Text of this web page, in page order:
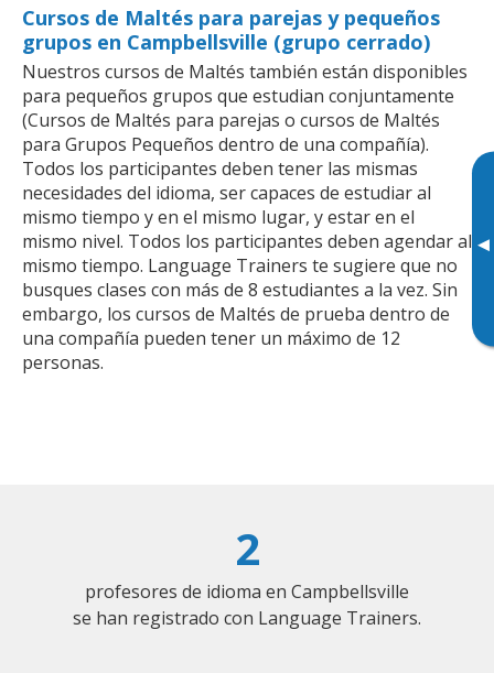
▸
Cursos de Maltés para parejas y pequeños
grupos en Campbellsville (grupo cerrado)
Nuestros cursos de Maltés también están disponibles
para pequeños grupos que estudian conjuntamente
(Cursos de Maltés para parejas o cursos de Maltés
para Grupos Pequeños dentro de una compañía).
Todos los participantes deben tener las mismas
necesidades del idioma, ser capaces de estudiar al
mismo tiempo y en el mismo lugar, y estar en el
mismo nivel. Todos los participantes deben agendar al
mismo tiempo. Language Trainers te sugiere que no
busques clases con más de 8 estudiantes a la vez. Sin
embargo, los cursos de Maltés de prueba dentro de
una compañía pueden tener un máximo de 12
personas.
2
profesores de idioma en Campbellsville
se han registrado con Language Trainers.